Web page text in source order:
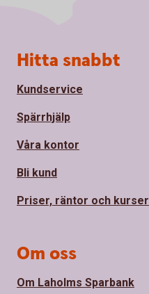
Sidfot
Hitta snabbt
Kundservice
Spärrhjälp
Våra kontor
Bli kund
Priser, räntor och kurser
Om oss
Om Laholms Sparbank